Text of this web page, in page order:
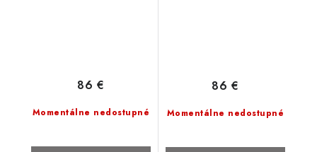
Momentálne nedostupné
86 €
Momentálne nedostupné
86 €